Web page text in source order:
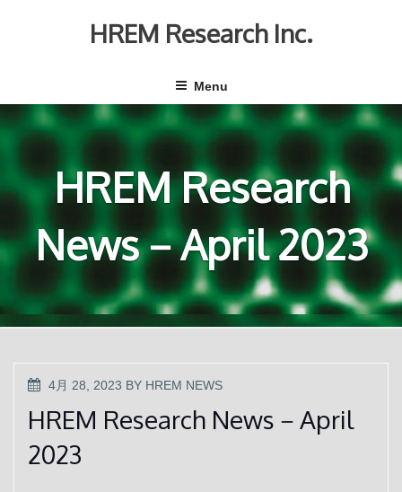
HREM Research Inc.
Menu
HREM Research
News－April 2023
POSTED
4月 28, 2023 BY HREM NEWS
HREM Research News－April
2023